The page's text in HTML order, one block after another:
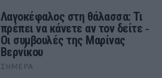
Λαγοκέφαλος στη θάλασσα: Τι
πρέπει να κάνετε αν τον δείτε ‑
Οι συμβουλές της Μαρίνας
Βερνίκου
ΣΉΜΕΡΑ